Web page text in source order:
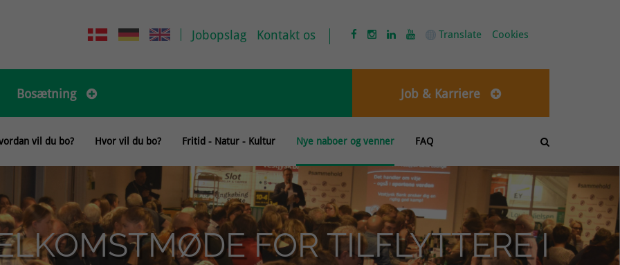
    Translate Cookies
Jobopslag Kontakt os

Bosætning
vil du bo? Hvor vil du bo? Fritid - Natur - Kultur Nye naboer og venner FAQ
Job & Karriere
FOR TILFLYTTERE I